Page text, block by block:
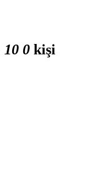
10 0 kişi